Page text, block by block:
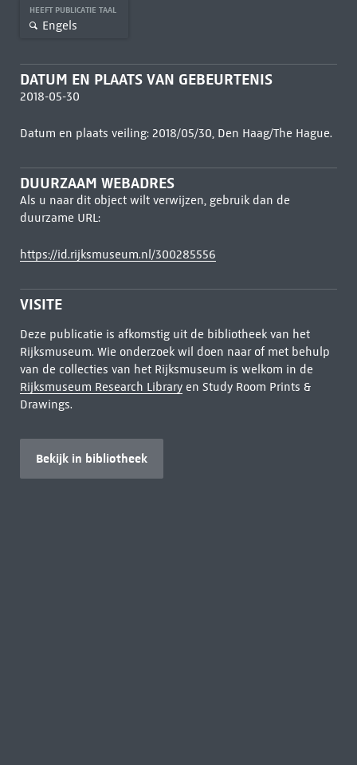
HEEFT PUBLICATIE TAAL
Engels
DATUM EN PLAATS VAN GEBEURTENIS
2018-05-30
Datum en plaats veiling: 2018/05/30, Den Haag/The Hague.
DUURZAAM WEBADRES
Als u naar dit object wilt verwijzen, gebruik dan de
duurzame URL:
https://id.rijksmuseum.nl/300285556
VISITE
Deze publicatie is afkomstig uit de bibliotheek van het
Rijksmuseum. Wie onderzoek wil doen naar of met behulp
van de collecties van het Rijksmuseum is welkom in de
Rijksmuseum Research Libraryen Study Room Prints &
Drawings.
Bekijk in bibliotheek